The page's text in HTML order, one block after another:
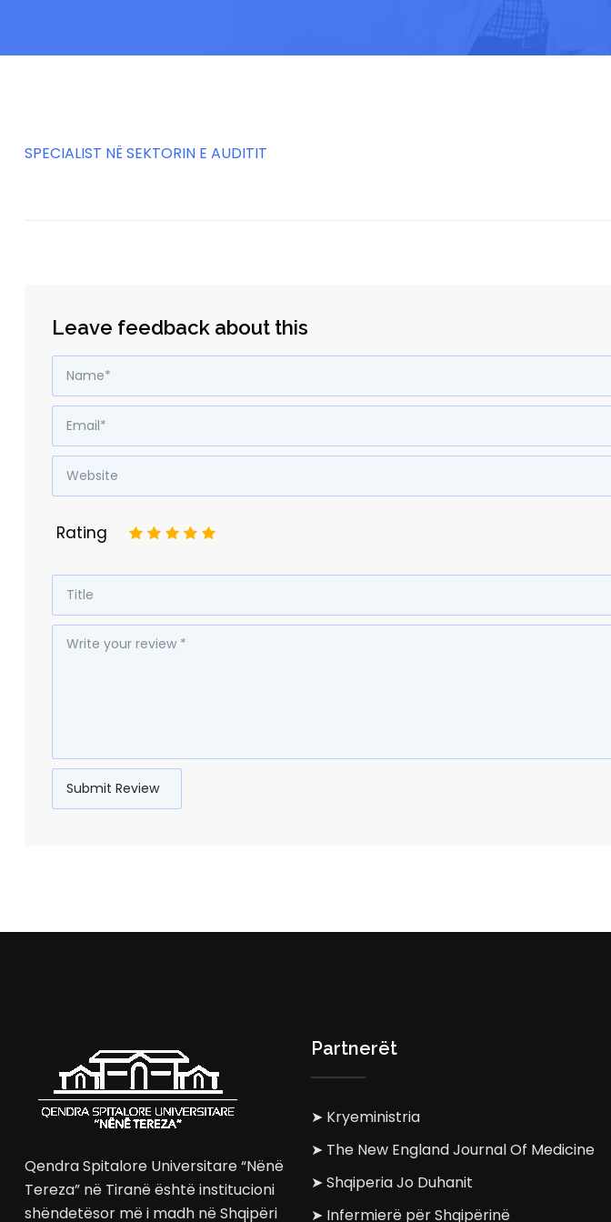
SPECIALIST NË SEKTORIN E AUDITIT
Leave feedback about this
Rating 5
4
3
2
Qendra Spitalore Universitare “Nënë
Tereza” në Tiranë është institucioni
shëndetësor më i madh në Shqipëri
Partnerët
➤ Kryeministria
➤ The New England Journal Of Medicine
➤ Shqiperia Jo Duhanit
➤ Infermierë për Shqipërinë